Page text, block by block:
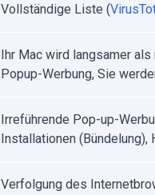
Vollständige Liste (
Ihr Mac wird langsamer
Popup-Werbung, Sie
Irreführende Pop-up-
Installationen (Bündelung),
Verfolgung des